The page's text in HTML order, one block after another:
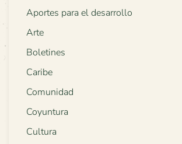
Aportes para el desarrollo
Arte
Boletines
Caribe
Comunidad
Coyuntura
Cultura